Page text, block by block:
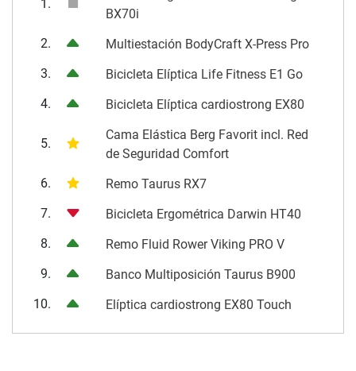
1.
BX70i
2.
Multiestación BodyCraft X-Press Pro
3.
Bicicleta Elíptica Life Fitness E1 Go
4.
Bicicleta Elíptica cardiostrong EX80
5.
Cama Elástica Berg Favorit incl. Red
de Seguridad Comfort
6.
Remo Taurus RX7
7.
Bicicleta Ergométrica Darwin HT40
8.
Remo Fluid Rower Viking PRO V
9.
Banco Multiposición Taurus B900
10.
Elíptica cardiostrong EX80 Touch